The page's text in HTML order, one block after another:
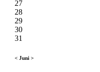
27
28
29
30
31
< Juni >